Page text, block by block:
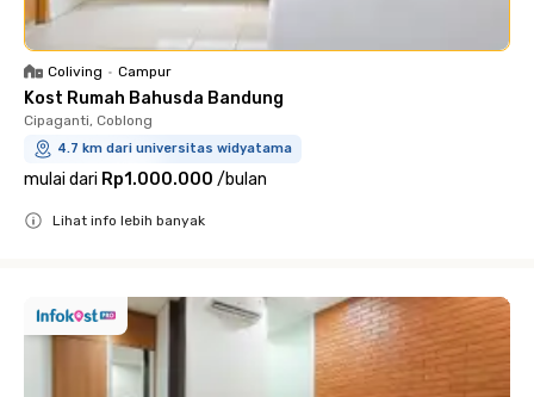
Coliving • Campur
Kost Rumah Bahusda Bandung
Cipaganti, Coblong
4.7 km dari universitas widyatama
mulai dari Rp1.000.000 /bulan
Lihat info lebih banyak